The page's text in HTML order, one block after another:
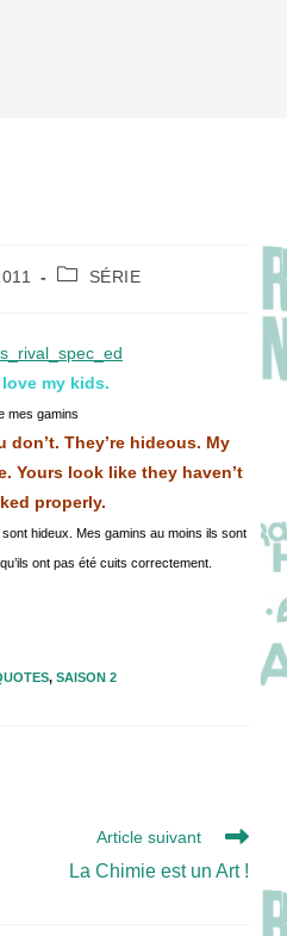
PostSÉRIE
my kids.
mes gamins
They’re hideous. My
Yours look like they haven’t
properly.
hideux. Mes gamins au moins ils sont
ont pas été cuits correctement.
, SAISON 2
Article suivant
La Chimie est un Art !